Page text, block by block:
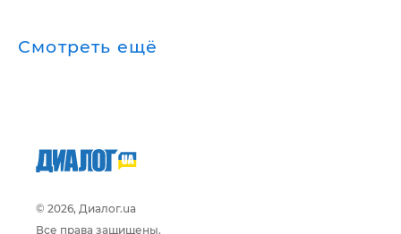
Смотреть ещё
© 2026, Диалог.ua
Все права защищены.